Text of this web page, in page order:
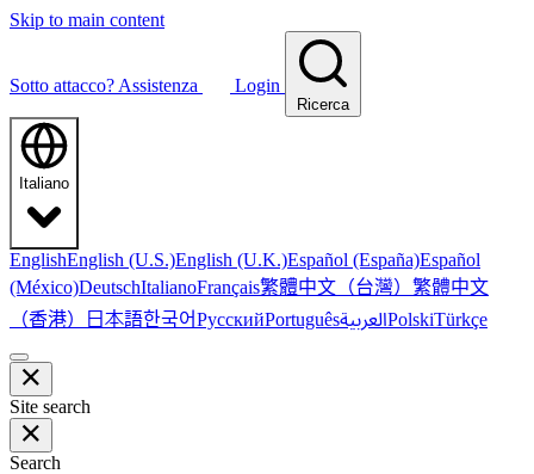
Skip to main content
Sotto attacco? Assistenza Login
Ricerca
Italiano
EnglishEnglish (U.S.)English (U.K.)Español (España)Español
(México)DeutschItalianoFrançais繁體中文（台灣） 繁體中文
（香港） 日本語한국어РусскийPortuguêsالعربيةPolskiTürkçe
Site search
Search